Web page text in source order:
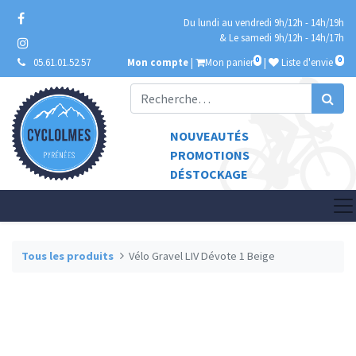
Du lundi au vendredi 9h/12h - 14h/19h
& Le samedi 9h/12h - 14h/17h
05.61.01.52.57
Mon compte | Mon panier 0 | Liste d'envie 0
NOUVEAUTÉS
PROMOTIONS
DÉSTOCKAGE
Tous les produits Vélo Gravel LIV Dévote 1 Beige